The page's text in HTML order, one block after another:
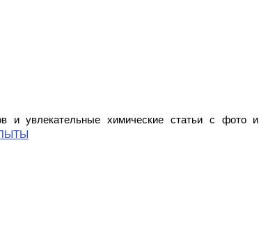
и увлекательные химические статьи с фото и